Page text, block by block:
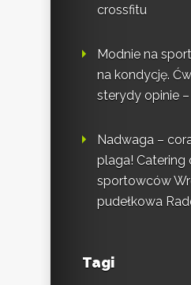
crossfitu
Modnie na
na kondycję.
sterydy opinie
Nadwaga –
plaga! Catering
sportowców
pudełkowa
Tagi